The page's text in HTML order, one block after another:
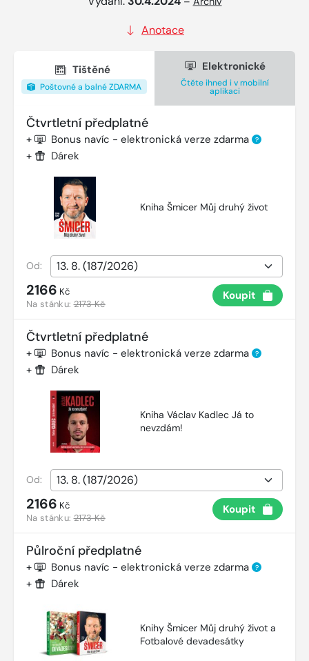
Anotace
Tištěné
Poštovné a balné ZDARMA
Elektronické
Čtěte ihned i v mobilní
aplikaci
Čtvrtletní předplatné
+ Bonus navíc - elektronická verze zdarma ?
+ Dárek
Kniha Šmicer Můj druhý život
Od:
2166 Kč
Na stánku:2173 Kč
Koupit
Čtvrtletní předplatné
+ Bonus navíc - elektronická verze zdarma ?
+ Dárek
Kniha Václav Kadlec Já to
nevzdám!
Od:
2166 Kč
Na stánku:2173 Kč
Koupit
Půlroční předplatné
+ Bonus navíc - elektronická verze zdarma ?
+ Dárek
Knihy Šmicer Můj druhý život a
Fotbalové devadesátky